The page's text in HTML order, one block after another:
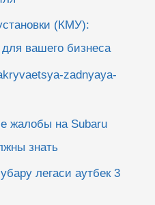
(КМУ):
вашего бизнеса
zadnyaya-
жалобы на Subaru
знать
легаси аутбек 3